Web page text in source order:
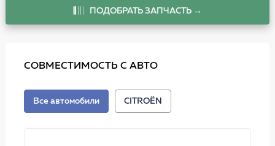
ПОДОБРАТЬ ЗАПЧАСТЬ →
СОВМЕСТИМОСТЬ С АВТО
Все автомобили CITROËN